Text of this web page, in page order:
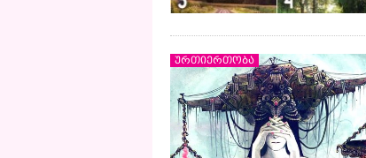
ურთიერთობა